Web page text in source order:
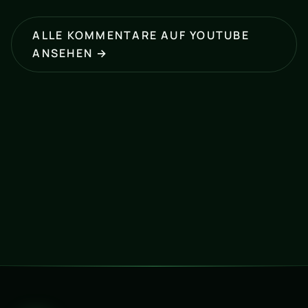
ALLE KOMMENTARE AUF YOUTUBE
ANSEHEN →